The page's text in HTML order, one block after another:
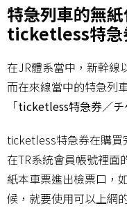
特急列車的無
ticketless特急
在JR體系當中，新幹線
而在來線當中的特急列
「ticketless特急券／
ticketless特急券在購買
在TR系統會員帳號裡面
紙本車票進出檢票口，
候，就要使用可以上網